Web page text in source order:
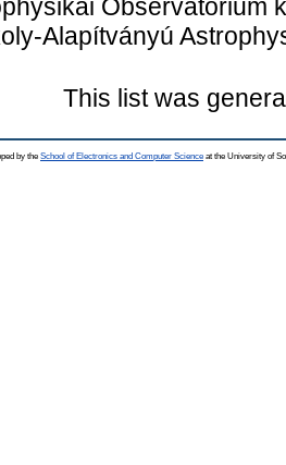
Observatorium
Alapítványú
This list was
by the School of Electronics and Computer Science at the University of